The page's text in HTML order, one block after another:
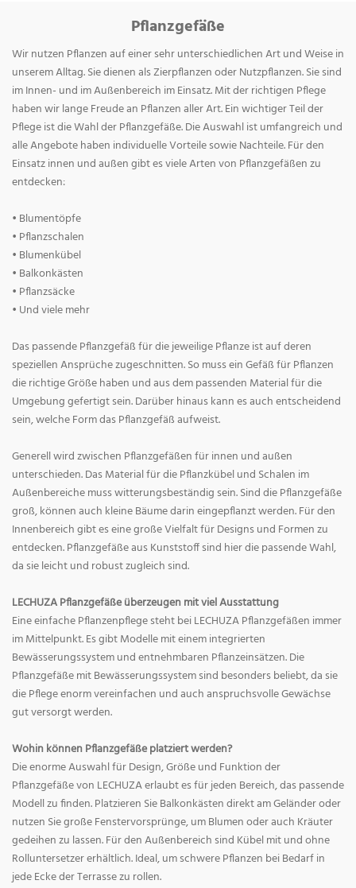
Pflanzgefäße
Wir nutzen Pflanzen auf einer sehr unterschiedlichen Art und Weise in
unserem Alltag. Sie dienen als Zierpflanzen oder Nutzpflanzen. Sie sind
im Innen- und im Außenbereich im Einsatz. Mit der richtigen Pflege
haben wir lange Freude an Pflanzen aller Art. Ein wichtiger Teil der
Pflege ist die Wahl der Pflanzgefäße. Die Auswahl ist umfangreich und
alle Angebote haben individuelle Vorteile sowie Nachteile. Für den
Einsatz innen und außen gibt es viele Arten von Pflanzgefäßen zu
entdecken:
• Blumentöpfe
• Pflanzschalen
• Blumenkübel
• Balkonkästen
• Pflanzsäcke
• Und viele mehr
Das passende Pflanzgefäß für die jeweilige Pflanze ist auf deren
speziellen Ansprüche zugeschnitten. So muss ein Gefäß für Pflanzen
die richtige Größe haben und aus dem passenden Material für die
Umgebung gefertigt sein. Darüber hinaus kann es auch entscheidend
sein, welche Form das Pflanzgefäß aufweist.
Generell wird zwischen Pflanzgefäßen für innen und außen
unterschieden. Das Material für die Pflanzkübel und Schalen im
Außenbereiche muss witterungsbeständig sein. Sind die Pflanzgefäße
groß, können auch kleine Bäume darin eingepflanzt werden. Für den
Innenbereich gibt es eine große Vielfalt für Designs und Formen zu
entdecken. Pflanzgefäße aus Kunststoff sind hier die passende Wahl,
da sie leicht und robust zugleich sind.
LECHUZA Pflanzgefäße überzeugen mit viel Ausstattung
Eine einfache Pflanzenpflege steht bei LECHUZA Pflanzgefäßen immer
im Mittelpunkt. Es gibt Modelle mit einem integrierten
Bewässerungssystem und entnehmbaren Pflanzeinsätzen. Die
Pflanzgefäße mit Bewässerungssystem sind besonders beliebt, da sie
die Pflege enorm vereinfachen und auch anspruchsvolle Gewächse
gut versorgt werden.
Wohin können Pflanzgefäße platziert werden?
Die enorme Auswahl für Design, Größe und Funktion der
Pflanzgefäße von LECHUZA erlaubt es für jeden Bereich, das passende
Modell zu finden. Platzieren Sie Balkonkästen direkt am Geländer oder
nutzen Sie große Fenstervorsprünge, um Blumen oder auch Kräuter
gedeihen zu lassen. Für den Außenbereich sind Kübel mit und ohne
Rolluntersetzer erhältlich. Ideal, um schwere Pflanzen bei Bedarf in
jede Ecke der Terrasse zu rollen.